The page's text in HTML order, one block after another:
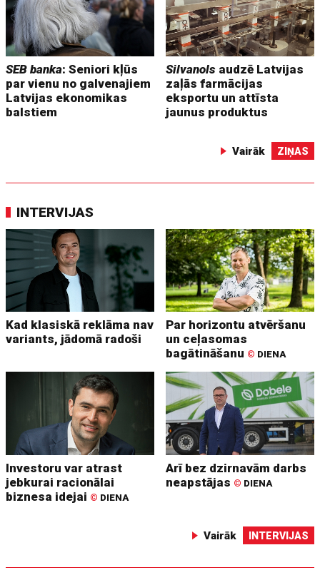
SEB banka: Seniori kļūs
par vienu no galvenajiem
Latvijas ekonomikas
balstiem
Silvanols audzē Latvijas
zaļās farmācijas
eksportu un attīsta
jaunus produktus
Vairāk ZIŅAS
INTERVIJAS
Kad klasiskā reklāma nav
variants, jādomā radoši
Par horizontu atvēršanu
un ceļasomas
bagātināšanu © DIENA
Investoru var atrast
jebkurai racionālai
biznesa idejai © DIENA
Arī bez dzirnavām darbs
neapstājas © DIENA
Vairāk INTERVIJAS